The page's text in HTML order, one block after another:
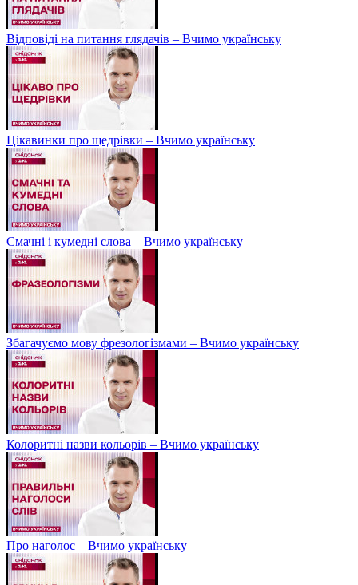
Відповіді на питання глядачів – Вчимо українську
Цікавинки про щедрівки – Вчимо українську
Смачні і кумедні слова – Вчимо українську
Збагачуємо мову фрезологізмами – Вчимо українську
Колоритні назви кольорів – Вчимо українську
Про наголос – Вчимо українську